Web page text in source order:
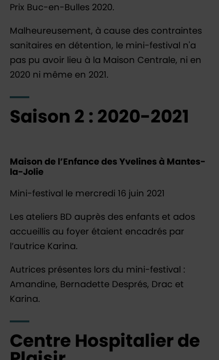
Prix Buc-en-Bulles 2020.
Malheureusement, à cause des contraintes
sanitaires en détention, le mini-festival n'a
pas pu avoir lieu à la Maison Centrale, ni en
2020 ni même en 2021.
Saison 2 : 2020-2021
Maison de l’Enfance des Yvelines à Mantes-
la-Jolie
Mini-festival le mercredi 16 juin 2021
Les ateliers BD auprès des enfants et ados
accueillis au foyer étaient encadrés par
l’autrice Karina.
Autrices présentes lors du mini-festival :
Amandine, Bernadette Després, Drac et
Karina.
Centre Hospitalier de